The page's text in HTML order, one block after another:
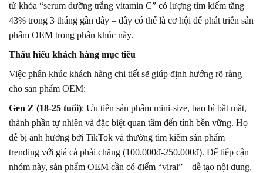
từ khóa “serum dưỡng trắng vitamin C” có lượng tìm kiếm tăng
43% trong 3 tháng gần đây – đây có thể là cơ hội để phát triển sản
phẩm OEM trong phân khúc này.
Thấu hiểu khách hàng mục tiêu
Việc phân khúc khách hàng chi tiết sẽ giúp định hướng rõ ràng
cho sản phẩm OEM:
Gen Z (18-25 tuổi): Ưu tiên sản phẩm mini-size, bao bì bắt mắt,
thành phần tự nhiên và đặc biệt quan tâm đến tính bền vững. Họ
dễ bị ảnh hưởng bởi TikTok và thường tìm kiếm sản phẩm
trending với giá cả phải chăng (100.000đ-250.000đ). Để tiếp cận
nhóm này, sản phẩm OEM cần có điểm “viral” – dễ tạo nội dung,